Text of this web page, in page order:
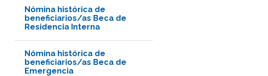
Nómina histórica de
beneficiarios/as Beca de
Residencia Interna
Nómina histórica de
beneficiarios/as Beca de
Emergencia